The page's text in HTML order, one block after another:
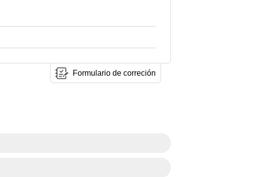
Formulario de correción